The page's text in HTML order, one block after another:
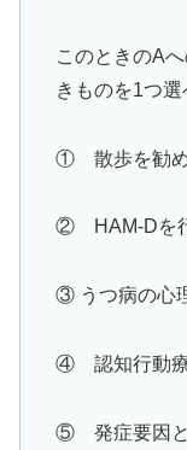
このときのA
きものを1つ選
① 散歩を勧め
② HAM-Dを行
③ うつ病の心
④ 認知行動療
⑤ 発症要因と